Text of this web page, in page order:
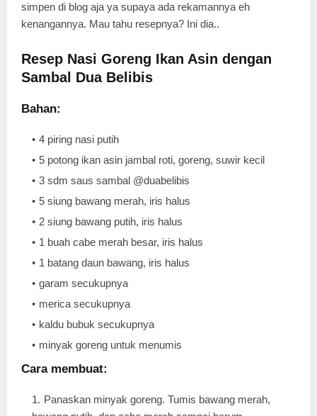
simpen di blog aja ya supaya ada rekamannya eh
kenangannya. Mau tahu resepnya? Ini dia..
Resep Nasi Goreng Ikan Asin dengan
Sambal Dua Belibis
Bahan:
4 piring nasi putih
5 potong ikan asin jambal roti, goreng, suwir kecil
3 sdm saus sambal @duabelibis
5 siung bawang merah, iris halus
2 siung bawang putih, iris halus
1 buah cabe merah besar, iris halus
1 batang daun bawang, iris halus
garam secukupnya
merica secukupnya
kaldu bubuk secukupnya
minyak goreng untuk menumis
Cara membuat:
Panaskan minyak goreng. Tumis bawang merah,